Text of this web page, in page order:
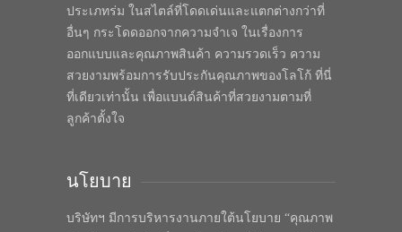
ประเภทร่ม ในสไตล์ที่โดดเด่นและแตกต่างกว่าที่
อื่นๆ กระโดดออกจากความจำเจ ในเรื่องการ
ออกแบบและคุณภาพสินค้า ความรวดเร็ว ความ
สวยงามพร้อมการรับประกันคุณภาพของโลโก้ ที่นี่
ที่เดียวเท่านั้น เพื่อแบนด์สินค้าที่สวยงามตามที่
ลูกค้าตั้งใจ
นโยบาย
บริษัทฯ มีการบริหารงานภายใต้นโยบาย “คุณภาพ